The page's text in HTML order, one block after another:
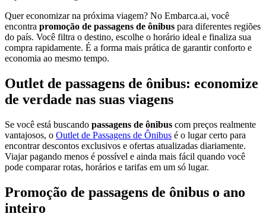
Quer economizar na próxima viagem? No Embarca.ai, você
encontra promoção de passagens de ônibus para diferentes regiões
do país. Você filtra o destino, escolhe o horário ideal e finaliza sua
compra rapidamente. É a forma mais prática de garantir conforto e
economia ao mesmo tempo.
Outlet de passagens de ônibus: economize
de verdade nas suas viagens
Se você está buscando passagens de ônibus com preços realmente
vantajosos, o Outlet de Passagens de Ônibus é o lugar certo para
encontrar descontos exclusivos e ofertas atualizadas diariamente.
Viajar pagando menos é possível e ainda mais fácil quando você
pode comparar rotas, horários e tarifas em um só lugar.
Promoção de passagens de ônibus o ano
inteiro